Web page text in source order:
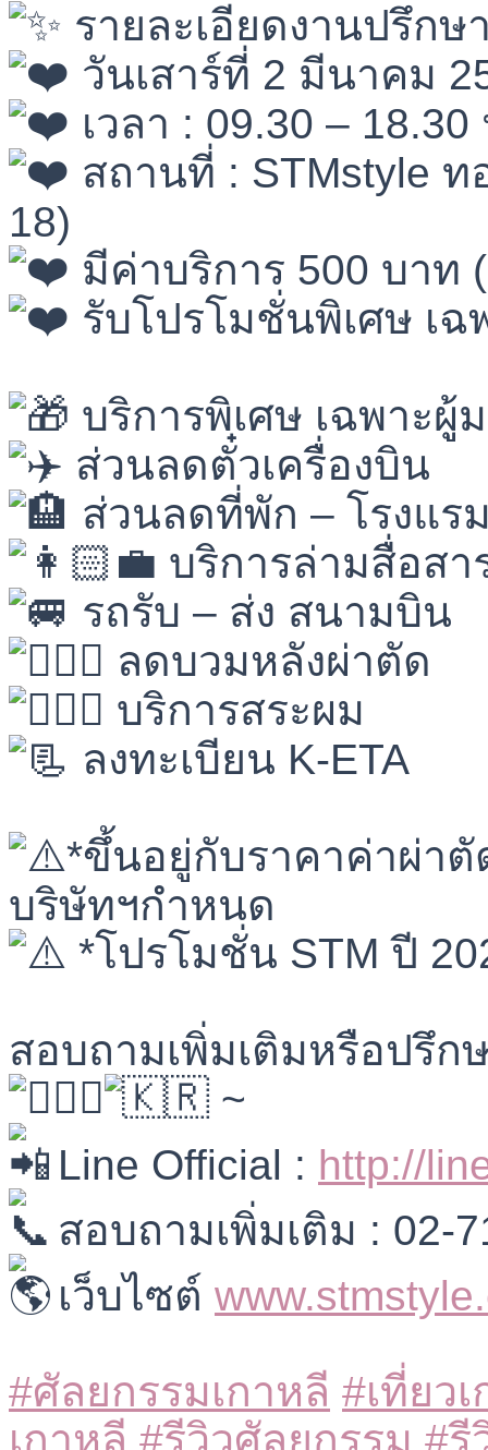
รายละเอียดงานปรึก
วันเสาร์ที่ 2 มีนาคม
เวลา : 09.30 – 18.30
สถานที่ : STMstyle
18)
มีค่าบริการ 500 บาท
รับโปรโมชั่นพิเศษ เฉ
บริการพิเศษ เฉพาะ
ส่วนลดตั๋วเครื่องบิน
ส่วนลดที่พัก – โรงแร
บริการล่ามสื่อสา
รถรับ – ส่ง สนามบิน
ลดบวมหลังผ่าตัด
บริการสระผม
ลงทะเบียน K-ETA
*ขึ้นอยู่กับราคาค่าผ่าตั
บริษัทฯกำหนด
*โปรโมชั่น STM ปี
สอบถามเพิ่มเติมหรือปรึ
~
Line Official : http://
สอบถามเพิ่มเติม : 02-
เว็บไซต์
#ศัลยกรรมเกาหลี #เที่ยว
เกาหลี #รีวิวศัลยกรรม #รี